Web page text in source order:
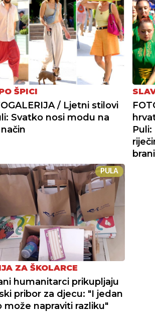
ŠPICI
/ Ljetni stilovi
Svatko nosi modu na
PULA
ZA ŠKOLARCE
humanitarci prikupljaju
pribor za djecu: "I jedan
može napraviti razliku"